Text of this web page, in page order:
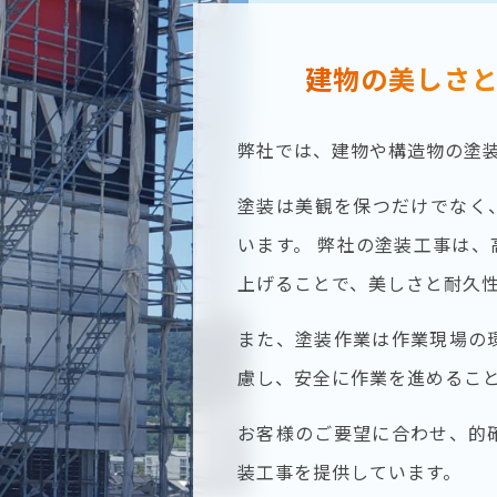
建物の美しさ
弊社では、建物や構造物の塗
塗装は美観を保つだけでな
います。 弊社の塗装工事は
上げることで、美しさと耐久
また、塗装作業は作業現場
慮し、安全に作業を進めるこ
お客様のご要望に合わせ、
装工事を提供しています。